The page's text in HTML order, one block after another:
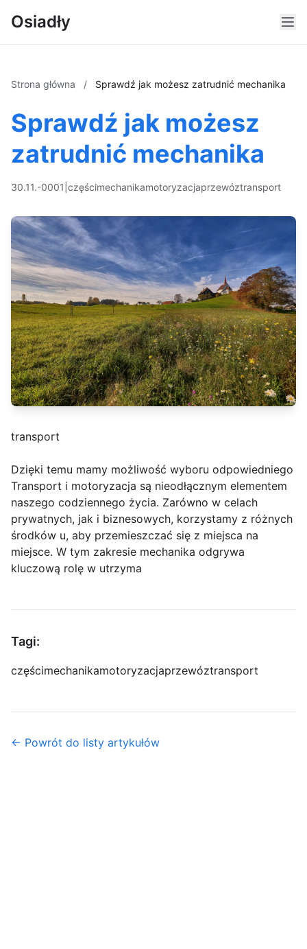
Osiadły
Strona główna / Sprawdź jak możesz zatrudnić mechanika
Sprawdź jak możesz
zatrudnić mechanika
30.11.-0001 częścimechanikamotoryzacjaprzewóztransport
transport
Dzięki temu mamy możliwość wyboru odpowiedniego
Transport i motoryzacja są nieodłącznym elementem
naszego codziennego życia. Zarówno w celach
prywatnych, jak i biznesowych, korzystamy z różnych
środków u, aby przemieszczać się z miejsca na
miejsce. W tym zakresie mechanika odgrywa
kluczową rolę w utrzyma
Tagi:
częścimechanikamotoryzacjaprzewóztransport
← Powrót do listy artykułów